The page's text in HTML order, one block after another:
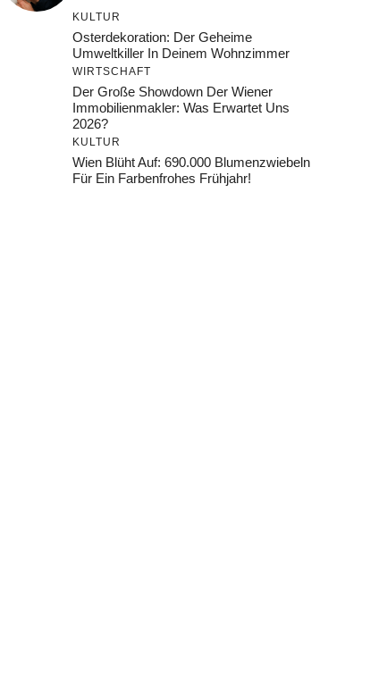
KULTUR
Osterdekoration: Der Geheime
Umweltkiller In Deinem Wohnzimmer
WIRTSCHAFT
Der Große Showdown Der Wiener
Immobilienmakler: Was Erwartet Uns
2026?
KULTUR
Wien Blüht Auf: 690.000 Blumenzwiebeln
Für Ein Farbenfrohes Frühjahr!